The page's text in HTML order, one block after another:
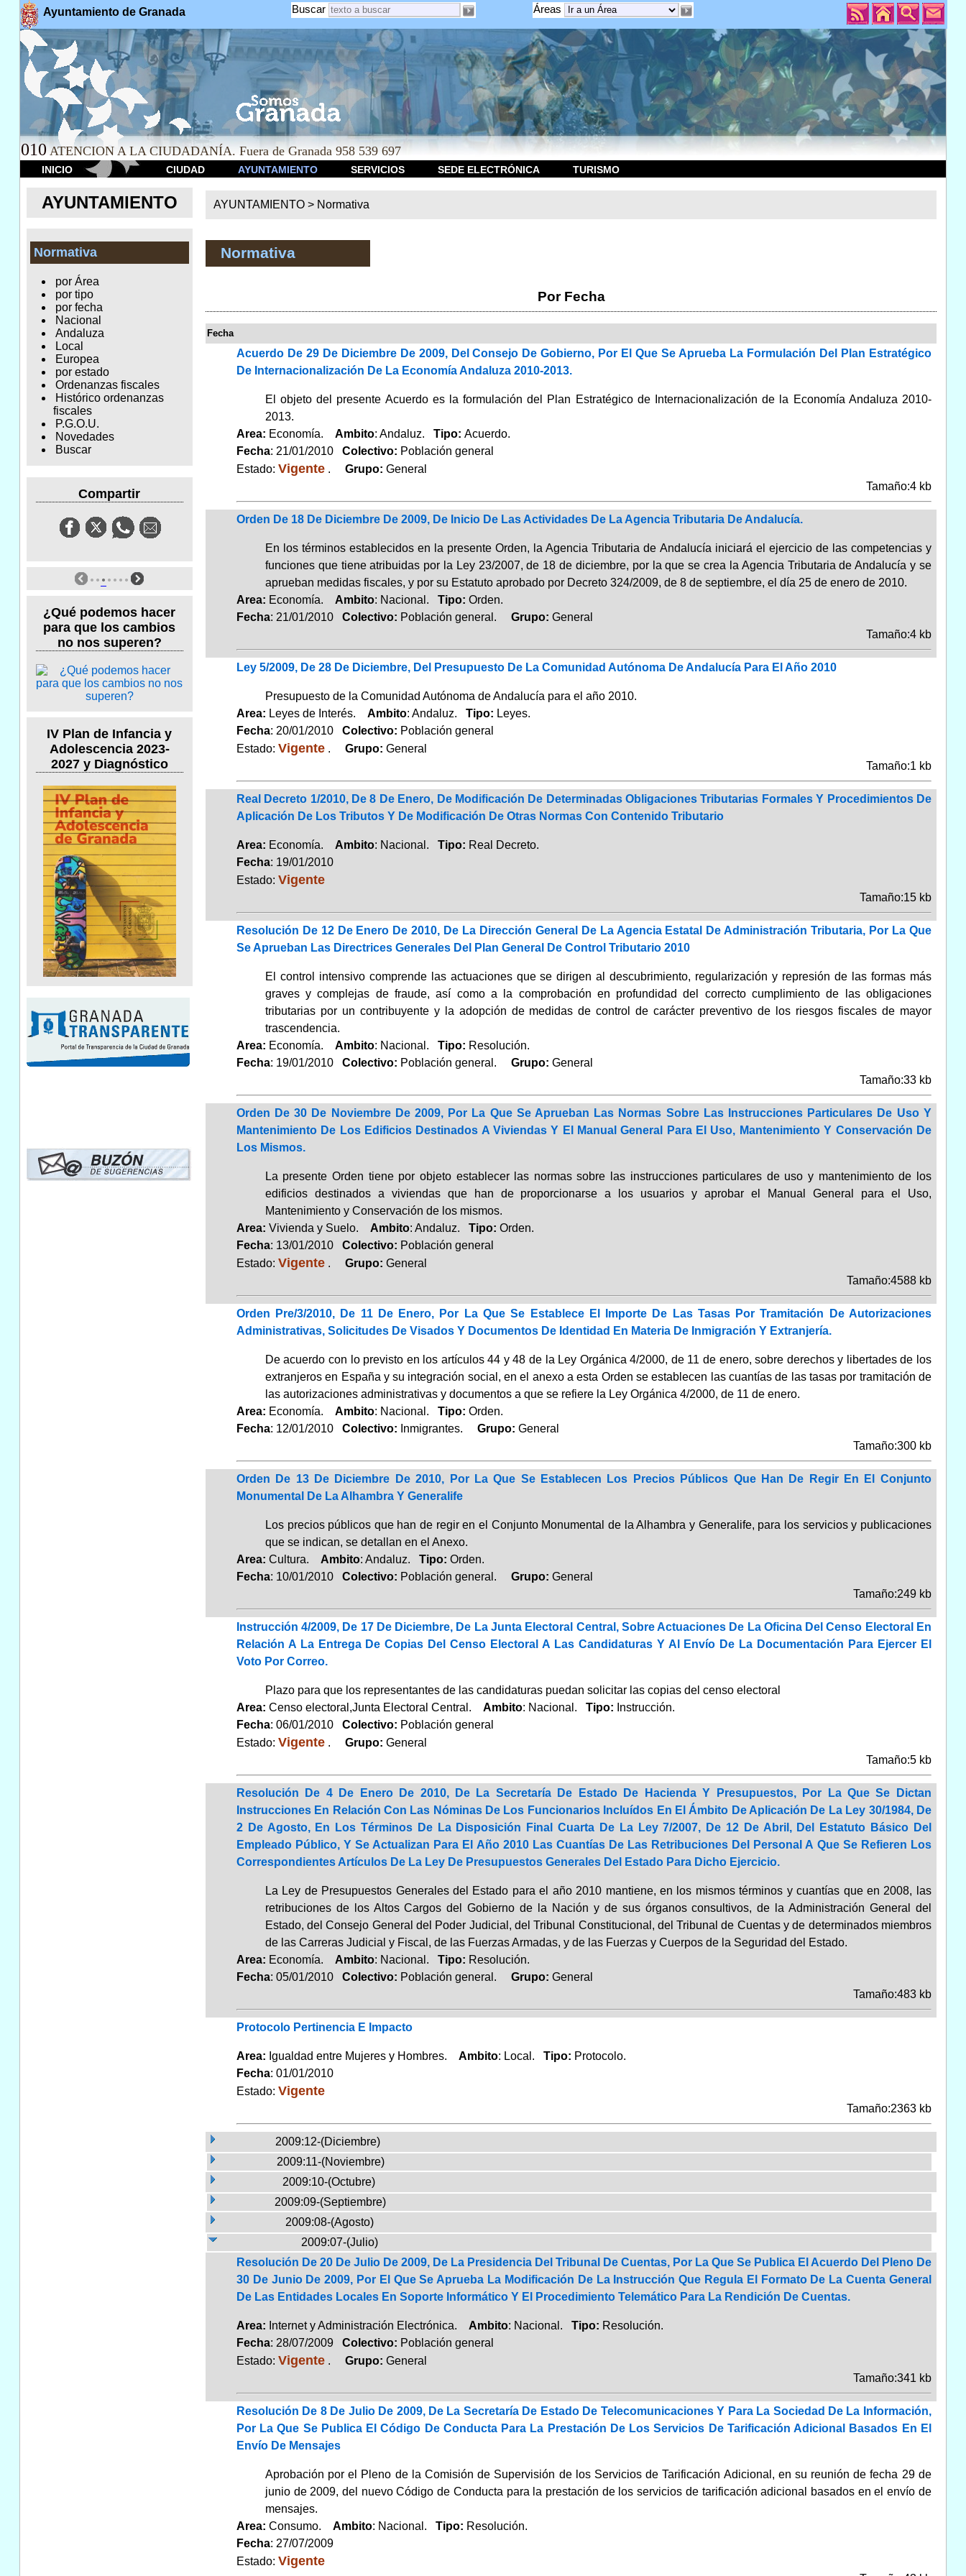
Ayuntamiento de Granada Áreas
Buscar
010 ATENCION A LA CIUDADANÍA. Fuera de Granada 958 539 697
INICIO CIUDAD AYUNTAMIENTO SERVICIOS SEDE ELECTRÓNICA TURISMO
AYUNTAMIENTO
Normativa
por Área
por tipo
por fecha
Nacional
Andaluza
Local
Europea
por estado
Ordenanzas fiscales
Histórico ordenanzas
fiscales
P.G.O.U.
Novedades
Buscar
Compartir
¿Qué podemos hacer
para que los cambios
no nos superen?
IV Plan de Infancia y
Adolescencia 2023-
2027 y Diagnóstico
AYUNTAMIENTO > Normativa
Normativa
Por Fecha
Fecha
Acuerdo De 29 De Diciembre De 2009, Del Consejo De Gobierno, Por El Que Se Aprueba La Formulación Del Plan Estratégico
De Internacionalización De La Economía Andaluza 2010-2013.
El objeto del presente Acuerdo es la formulación del Plan Estratégico de Internacionalización de la Economía Andaluza 2010-
2013.
Area: Economía. Ambito: Andaluz. Tipo: Acuerdo.
Fecha: 21/01/2010Colectivo: Población general
Estado: Vigente. Grupo: General
Tamaño:4 kb
Orden De 18 De Diciembre De 2009, De Inicio De Las Actividades De La Agencia Tributaria De Andalucía.
En los términos establecidos en la presente Orden, la Agencia Tributaria de Andalucía iniciará el ejercicio de las competencias y
funciones que tiene atribuidas por la Ley 23/2007, de 18 de diciembre, por la que se crea la Agencia Tributaria de Andalucía y se
aprueban medidas fiscales, y por su Estatuto aprobado por Decreto 324/2009, de 8 de septiembre, el día 25 de enero de 2010.
Area: Economía. Ambito: Nacional. Tipo: Orden.
Fecha: 21/01/2010Colectivo: Población general. Grupo: General
Tamaño:4 kb
Ley 5/2009, De 28 De Diciembre, Del Presupuesto De La Comunidad Autónoma De Andalucía Para El Año 2010
Presupuesto de la Comunidad Autónoma de Andalucía para el año 2010.
Area: Leyes de Interés. Ambito: Andaluz. Tipo: Leyes.
Fecha: 20/01/2010Colectivo: Población general
Estado: Vigente. Grupo: General
Tamaño:1 kb
Real Decreto 1/2010, De 8 De Enero, De Modificación De Determinadas Obligaciones Tributarias Formales Y Procedimientos De
Aplicación De Los Tributos Y De Modificación De Otras Normas Con Contenido Tributario
Area: Economía. Ambito: Nacional. Tipo: Real Decreto.
Fecha: 19/01/2010
Estado: Vigente
Tamaño:15 kb
Resolución De 12 De Enero De 2010, De La Dirección General De La Agencia Estatal De Administración Tributaria, Por La Que
Se Aprueban Las Directrices Generales Del Plan General De Control Tributario 2010
El control intensivo comprende las actuaciones que se dirigen al descubrimiento, regularización y represión de las formas más
graves y complejas de fraude, así como a la comprobación en profundidad del correcto cumplimiento de las obligaciones
tributarias por un contribuyente y la adopción de medidas de control de carácter preventivo de los riesgos fiscales de mayor
trascendencia.
Area: Economía. Ambito: Nacional. Tipo: Resolución.
Fecha: 19/01/2010Colectivo: Población general. Grupo: General
Tamaño:33 kb
Orden De 30 De Noviembre De 2009, Por La Que Se Aprueban Las Normas Sobre Las Instrucciones Particulares De Uso Y
Mantenimiento De Los Edificios Destinados A Viviendas Y El Manual General Para El Uso, Mantenimiento Y Conservación De
Los Mismos.
La presente Orden tiene por objeto establecer las normas sobre las instrucciones particulares de uso y mantenimiento de los
edificios destinados a viviendas que han de proporcionarse a los usuarios y aprobar el Manual General para el Uso,
Mantenimiento y Conservación de los mismos.
Area: Vivienda y Suelo. Ambito: Andaluz. Tipo: Orden.
Fecha: 13/01/2010Colectivo: Población general
Estado: Vigente. Grupo: General
Tamaño:4588 kb
Orden Pre/3/2010, De 11 De Enero, Por La Que Se Establece El Importe De Las Tasas Por Tramitación De Autorizaciones
Administrativas, Solicitudes De Visados Y Documentos De Identidad En Materia De Inmigración Y Extranjería.
De acuerdo con lo previsto en los artículos 44 y 48 de la Ley Orgánica 4/2000, de 11 de enero, sobre derechos y libertades de los
extranjeros en España y su integración social, en el anexo a esta Orden se establecen las cuantías de las tasas por tramitación de
las autorizaciones administrativas y documentos a que se refiere la Ley Orgánica 4/2000, de 11 de enero.
Area: Economía. Ambito: Nacional. Tipo: Orden.
Fecha: 12/01/2010Colectivo: Inmigrantes. Grupo: General
Tamaño:300 kb
Orden De 13 De Diciembre De 2010, Por La Que Se Establecen Los Precios Públicos Que Han De Regir En El Conjunto
Monumental De La Alhambra Y Generalife
Los precios públicos que han de regir en el Conjunto Monumental de la Alhambra y Generalife, para los servicios y publicaciones
que se indican, se detallan en el Anexo.
Area: Cultura. Ambito: Andaluz. Tipo: Orden.
Fecha: 10/01/2010Colectivo: Población general. Grupo: General
Tamaño:249 kb
Instrucción 4/2009, De 17 De Diciembre, De La Junta Electoral Central, Sobre Actuaciones De La Oficina Del Censo Electoral En
Relación A La Entrega De Copias Del Censo Electoral A Las Candidaturas Y Al Envío De La Documentación Para Ejercer El
Voto Por Correo.
Plazo para que los representantes de las candidaturas puedan solicitar las copias del censo electoral
Area: Censo electoral,Junta Electoral Central. Ambito: Nacional. Tipo: Instrucción.
Fecha: 06/01/2010Colectivo: Población general
Estado: Vigente. Grupo: General
Tamaño:5 kb
Resolución De 4 De Enero De 2010, De La Secretaría De Estado De Hacienda Y Presupuestos, Por La Que Se Dictan
Instrucciones En Relación Con Las Nóminas De Los Funcionarios Incluídos En El Ámbito De Aplicación De La Ley 30/1984, De
2 De Agosto, En Los Términos De La Disposición Final Cuarta De La Ley 7/2007, De 12 De Abril, Del Estatuto Básico Del
Empleado Público, Y Se Actualizan Para El Año 2010 Las Cuantías De Las Retribuciones Del Personal A Que Se Refieren Los
Correspondientes Artículos De La Ley De Presupuestos Generales Del Estado Para Dicho Ejercicio.
La Ley de Presupuestos Generales del Estado para el año 2010 mantiene, en los mismos términos y cuantías que en 2008, las
retribuciones de los Altos Cargos del Gobierno de la Nación y de sus órganos consultivos, de la Administración General del
Estado, del Consejo General del Poder Judicial, del Tribunal Constitucional, del Tribunal de Cuentas y de determinados miembros
de las Carreras Judicial y Fiscal, de las Fuerzas Armadas, y de las Fuerzas y Cuerpos de la Seguridad del Estado.
Area: Economía. Ambito: Nacional. Tipo: Resolución.
Fecha: 05/01/2010Colectivo: Población general. Grupo: General
Tamaño:483 kb
Protocolo Pertinencia E Impacto
Area: Igualdad entre Mujeres y Hombres. Ambito: Local. Tipo: Protocolo.
Fecha: 01/01/2010
Estado: Vigente
Tamaño:2363 kb
2009:12-(Diciembre)
2009:11-(Noviembre)
2009:10-(Octubre)
2009:09-(Septiembre)
2009:08-(Agosto)
2009:07-(Julio)
Resolución De 20 De Julio De 2009, De La Presidencia Del Tribunal De Cuentas, Por La Que Se Publica El Acuerdo Del Pleno De
30 De Junio De 2009, Por El Que Se Aprueba La Modificación De La Instrucción Que Regula El Formato De La Cuenta General
De Las Entidades Locales En Soporte Informático Y El Procedimiento Telemático Para La Rendición De Cuentas.
Area: Internet y Administración Electrónica. Ambito: Nacional. Tipo: Resolución.
Fecha: 28/07/2009Colectivo: Población general
Estado: Vigente. Grupo: General
Tamaño:341 kb
Resolución De 8 De Julio De 2009, De La Secretaría De Estado De Telecomunicaciones Y Para La Sociedad De La Información,
Por La Que Se Publica El Código De Conducta Para La Prestación De Los Servicios De Tarificación Adicional Basados En El
Envío De Mensajes
Aprobación por el Pleno de la Comisión de Supervisión de los Servicios de Tarificación Adicional, en su reunión de fecha 29 de
junio de 2009, del nuevo Código de Conducta para la prestación de los servicios de tarificación adicional basados en el envío de
mensajes.
Area: Consumo. Ambito: Nacional. Tipo: Resolución.
Fecha: 27/07/2009
Estado: Vigente